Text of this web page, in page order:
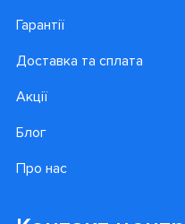
Гарантії
Доставка та сплата
Акції
Блог
Про нас